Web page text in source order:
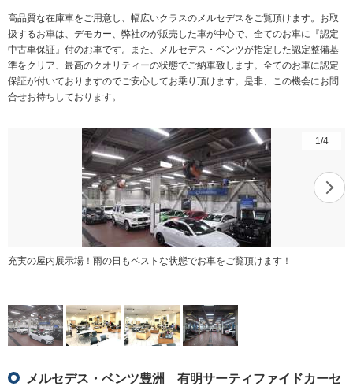
高品質な在庫車をご用意し、幅広いクラスのメルセデスをご覧頂けます。お取
扱するお車は、デモカー、弊社のが販売した車が中心で、全てのお車に『認定
中古車保証』付のお車です。また、メルセデス・ベンツが指定した認定整備基
準をクリア、最高のクオリティーの状態でご納車致します。全てのお車に認定
保証が付いておりますのでご安心してお乗り頂けます。是非、この機会にお問
合せお待ちしております。
1 /4
充実の屋内展示場！雨の日もベストな状態でお車をご覧頂けます！
メルセデス・ベンツ豊洲 有明サーティファイドカーセ